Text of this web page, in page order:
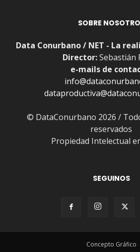
SOBRE
Data Conurbano / NET - La
Director:Sebastián
e-mails de
© DataConurbano 2026 /
reservados
Propiedad Intelectual
SEGUINOS
Concepto Gráfico